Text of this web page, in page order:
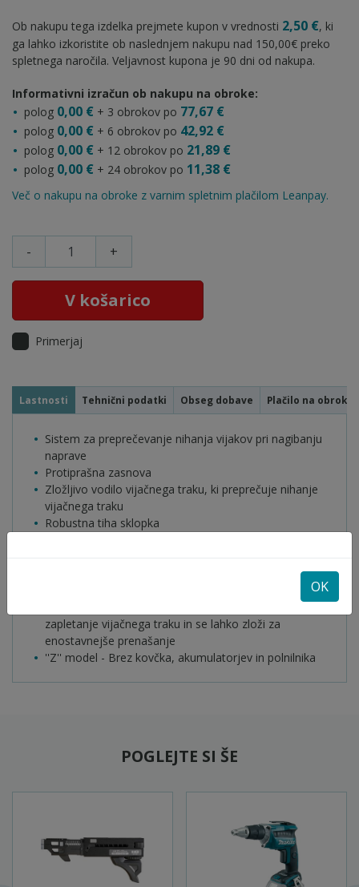
Ob nakupu tega izdelka prejmete kupon v vrednosti 2,50 €, ki
ga lahko izkoristite ob naslednjem nakupu nad 150,00€ preko
spletnega naročila. Veljavnost kupona je 90 dni od nakupa.
Informativni izračun ob nakupu na obroke:
polog 0,00 € + 3 obrokov po 77,67 €
polog 0,00 € + 6 obrokov po 42,92 €
polog 0,00 € + 12 obrokov po 21,89 €
polog 0,00 € + 24 obrokov po 11,38 €
Več o nakupu na obroke z varnim spletnim plačilom Leanpay.
- +
V košarico
Primerjaj
Lastnosti Tehnični podatki Obseg dobave Plačilo na obroke
Sistem za preprečevanje nihanja vijakov pri nagibanju
naprave
Protiprašna zasnova
Zložljivo vodilo vijačnega traku, ki preprečuje nihanje
vijačnega traku
Robustna tiha sklopka
Ergonomsko oblikovan gumiran ročaj omogoča dober
zapletanje vijačnega traku in se lahko zloži za
enostavnejše prenašanje
''Z'' model - Brez kovčka, akumulatorjev in polnilnika
POGLEJTE SI ŠE
OK